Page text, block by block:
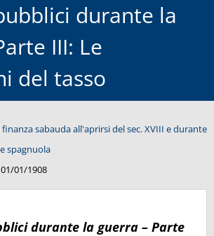
durante la
III: Le
del tasso
finanza sabauda all'aprirsi del sec. XVIII e durante
spagnuola
01/01/1908
durante la guerra – Parte